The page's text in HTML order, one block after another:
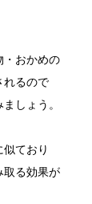
・おかめの
れるので
しょう。
ており
取る効果が